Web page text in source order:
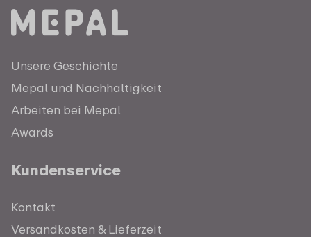
Unsere Geschichte
Mepal und Nachhaltigkeit
Arbeiten bei Mepal
Awards
Kundenservice
Kontakt
Versandkosten & Lieferzeit